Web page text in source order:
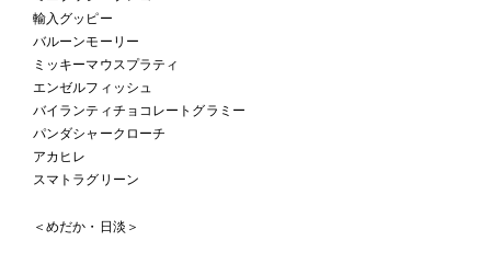
輸入グッピー
バルーンモーリー
ミッキーマウスプラティ
エンゼルフィッシュ
バイランティチョコレートグラミー
パンダシャークローチ
アカヒレ
スマトラグリーン
＜めだか・日淡＞